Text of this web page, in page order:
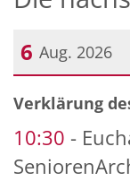
6 Aug. 2026
Datum: 6.
Verklärung
10:30